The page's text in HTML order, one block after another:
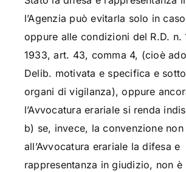
l’Agenzia può evitarla solo in
oppure alle condizioni del R.D. n.
1933, art. 43, comma 4, (cioè
Delib. motivata e specifica e
organi di vigilanza), oppure
l’Avvocatura erariale si renda
b) se, invece, la convenzione non
all’Avvocatura erariale la difesa e
rappresentanza in giudizio, non è